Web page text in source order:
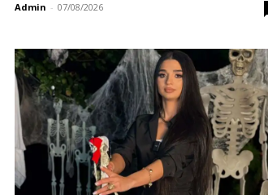
Admin - 07/08/2026